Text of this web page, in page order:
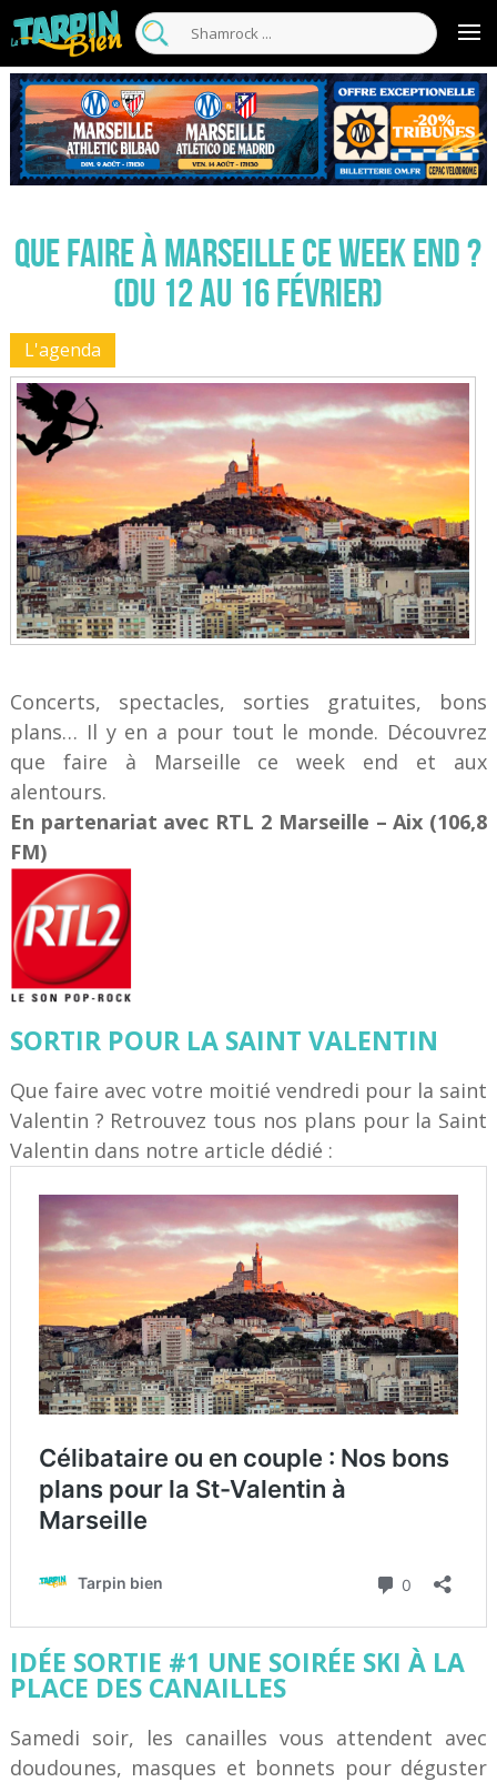
Que faire à Marseille ce week end ?
(du 12 au 16 février)
L'agenda
Concerts, spectacles, sorties gratuites, bons
plans… Il y en a pour tout le monde. Découvrez
que faire à Marseille ce week end et aux
alentours.
En partenariat avec RTL 2 Marseille – Aix (106,8
FM)
SORTIR POUR LA SAINT VALENTIN
Que faire avec votre moitié vendredi pour la saint
Valentin ? Retrouvez tous nos plans pour la Saint
Valentin dans notre article dédié :
IDÉE SORTIE #1 UNE SOIRÉE SKI À LA
PLACE DES CANAILLES
Samedi soir, les canailles vous attendent avec
doudounes, masques et bonnets pour déguster